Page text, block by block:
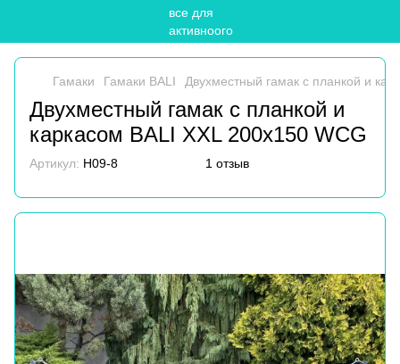
Гамаки Гамаки BALI Двухместный гамак с планкой и
Двухместный гамак с планкой и
каркасом BALI XХL 200х150 WCG
Артикул: H09-8 1 отзыв